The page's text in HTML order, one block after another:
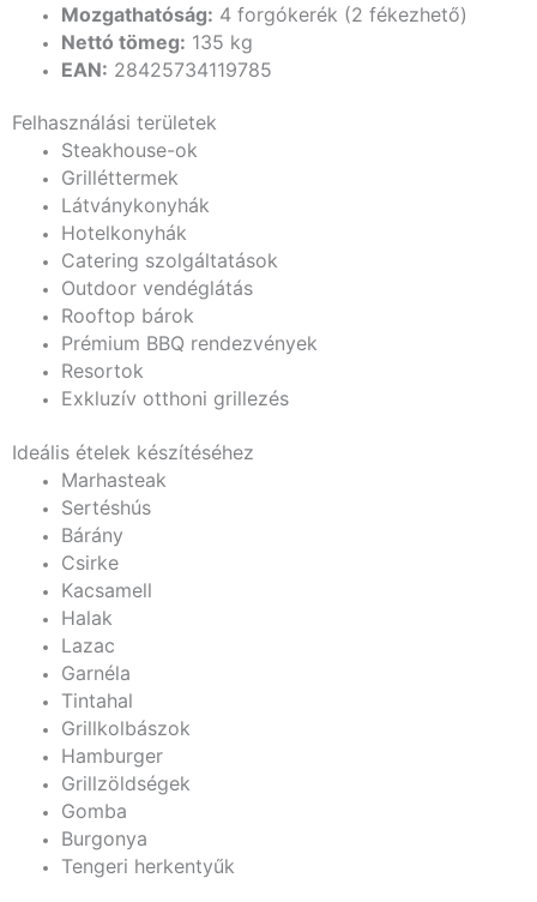
Mozgathatóság: 4 forgókerék (2 fékezhető)
Nettó tömeg: 135 kg
EAN: 28425734119785
Felhasználási területek
Steakhouse-ok
Grilléttermek
Látványkonyhák
Hotelkonyhák
Catering szolgáltatások
Outdoor vendéglátás
Rooftop bárok
Prémium BBQ rendezvények
Resortok
Exkluzív otthoni grillezés
Ideális ételek készítéséhez
Marhasteak
Sertéshús
Bárány
Csirke
Kacsamell
Halak
Lazac
Garnéla
Tintahal
Grillkolbászok
Hamburger
Grillzöldségek
Gomba
Burgonya
Tengeri herkentyűk